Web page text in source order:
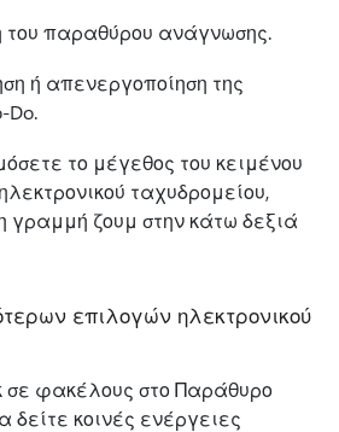
του παραθύρου ανάγνωσης.
ή απενεργοποίηση της
Do.
το μέγεθος του κειμένου
ταχυδρομείου,
γραμμή ζουμ στην κάτω δεξιά
επιλογών ηλεκτρονικού
σε φακέλους στο Παράθυρο
κοινές ενέργειες